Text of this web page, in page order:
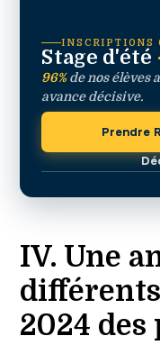
INSCRIPTIONS
Stage d'été ·
96% de nos élèves
avance décisive.
Prendre
IV. Une
2024 des